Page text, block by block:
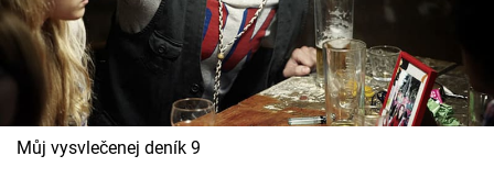
Můj vysvlečenej deník 9